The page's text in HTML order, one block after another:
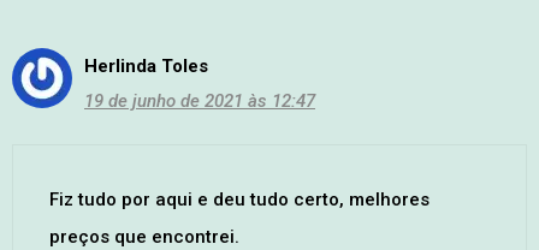
Herlinda Toles
19 de junho de 2021 às 12:47
Fiz tudo por aqui e deu tudo certo, melhores
preços que encontrei.